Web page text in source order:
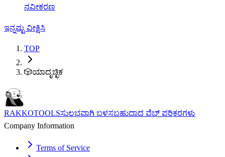
ನವೀಕರಣ
ಇನ್ನಷ್ಟು ವೀಕ್ಷಿಸಿ
TOP
🎲ಯಾದೃಚ್ಛಿಕ
RAKKOTOOLSಸುಲಭವಾಗಿ ಬಳಸಬಹುದಾದ ವೆಬ್ ಪರಿಕರಗಳು
Company Information
Terms of Service